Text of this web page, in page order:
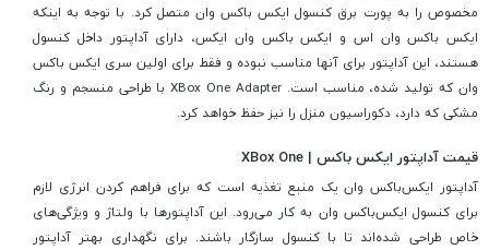
مخصوص را به پورت برق کنسول ایکس باکس وان متصل کرد. با توجه به اینکه
ایکس باکس وان اس و ایکس باکس وان ایکس، دارای آداپتور داخل کنسول
هستند، این آداپتور برای آنها مناسب نبوده و فقط برای اولین سری ایکس باکس
وان که تولید شده، مناسب است. XBox One Adapter با طراحی منسجم و رنگ
مشکی که دارد، دکوراسیون منزل را نیز حفظ خواهد کرد.
قیمت آداپتور ایکس باکس | XBox One
آداپتور ایکس‌باکس وان یک منبع تغذیه است که برای فراهم کردن انرژی لازم
برای کنسول ایکس‌باکس وان به کار می‌رود. این آداپتورها با ولتاژ و ویژگی‌های
خاص طراحی شده‌اند تا با کنسول سازگار باشند. برای نگهداری بهتر آداپتور